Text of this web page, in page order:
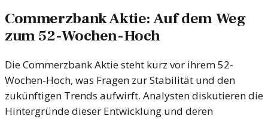
Commerzbank Aktie: Auf dem Weg
zum 52-Wochen-Hoch
Die Commerzbank Aktie steht kurz vor ihrem 52-
Wochen-Hoch, was Fragen zur Stabilität und den
zukünftigen Trends aufwirft. Analysten diskutieren die
Hintergründe dieser Entwicklung und deren